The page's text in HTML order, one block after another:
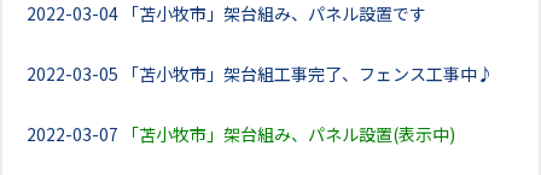
2022-03-04 「苫小牧市」架台組み、パネル設置です
2022-03-05 「苫小牧市」架台組工事完了、フェンス工事中♪
2022-03-07 「苫小牧市」架台組み、パネル設置(表示中)